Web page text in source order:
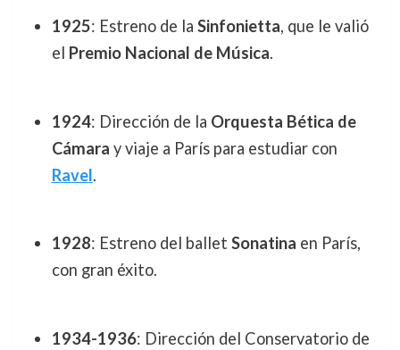
1925: Estreno de la Sinfonietta, que le valió
el Premio Nacional de Música.
1924: Dirección de la Orquesta Bética de
Cámara y viaje a París para estudiar con
Ravel.
1928: Estreno del ballet Sonatina en París,
con gran éxito.
1934-1936: Dirección del Conservatorio de